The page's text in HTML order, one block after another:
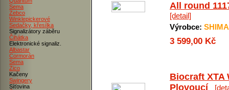
Sema
Zebco
Winklepickerové
Sedačky, křesílka
Signalizátory záběru
Čihátka
Elektronické signaliz.
Albastar
Cormorán
Sema
Zico
Kačeny
Swingery
Síťovina
All round
[detail]
Výrobce:
3 599,00 Kč
Biocraft XTA
Plovoucí